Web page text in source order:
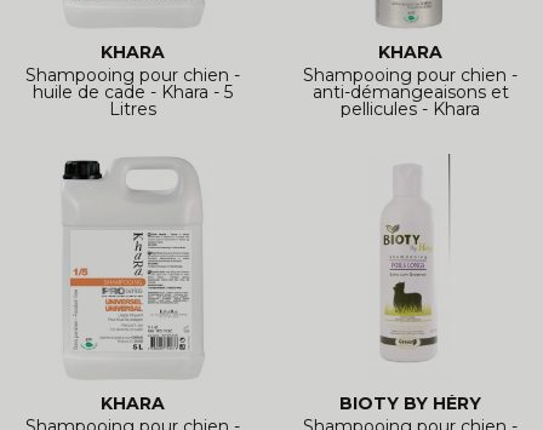
KHARA
Shampooing pour chien -
huile de cade - Khara - 5
Litres
KHARA
Shampooing pour chien -
anti-démangeaisons et
pellicules - Khara
KHARA
BIOTY BY HÉRY